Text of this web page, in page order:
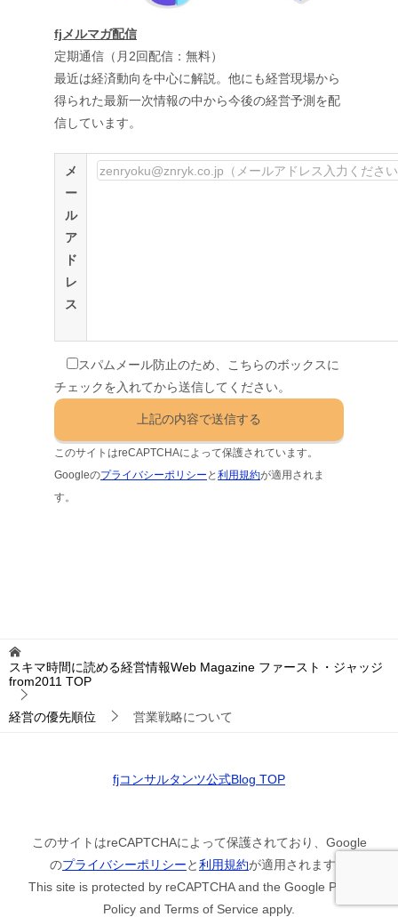
fjメルマガ配信
定期通信（月2回配信：無料）
最近は経済動向を中心に解説。他にも経営現場から
得られた最新一次情報の中から今後の経営予測を配
信しています。
メ
ー
ル
ア
ド
レ
ス
スパムメール防止のため、こちらのボックスに
チェックを入れてから送信してください。
このサイトはreCAPTCHAによって保護されています。
Googleのプライバシーポリシー と利用規約が適用されま
す。
スキマ時間に読める経営情報Web Magazine ファースト・ジャッジ
from2011 TOP
経営の優先順位 営業戦略について
fjコンサルタンツ公式Blog TOP
このサイトはreCAPTCHAによって保護されており、Google
のプライバシーポリシーと利用規約が適用されます。
This site is protected by reCAPTCHA and the Google Privacy
Policy and Terms of Service apply.